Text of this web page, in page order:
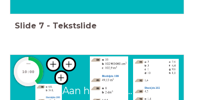
Slide 7 - Tekstslide
Aan het werk...
timer
10:00